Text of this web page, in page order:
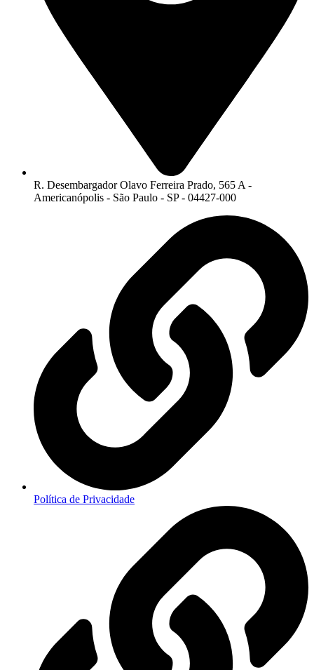
R. Desembargador Olavo Ferreira Prado, 565 A -
Americanópolis - São Paulo - SP - 04427-000
Política de Privacidade